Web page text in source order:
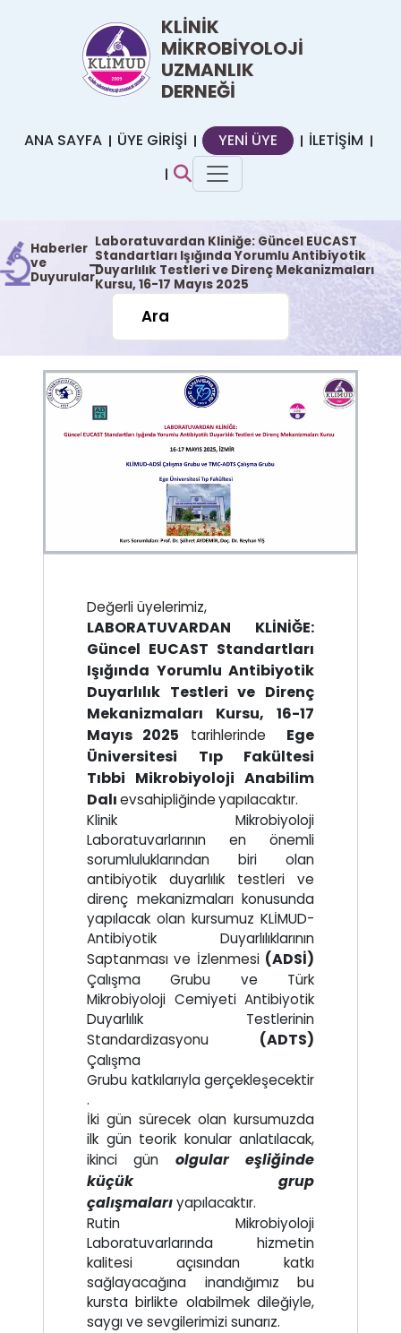
KLİNİK
MİKROBİYOLOJİ
UZMANLIK
DERNEĞİ
ANA SAYFA ÜYE GİRİŞİ YENİ ÜYE İLETİŞİM
Haberler
ve
Duyurular
|
Laboratuvardan Kliniğe: Güncel EUCAST
Standartları Işığında Yorumlu Antibiyotik
Duyarlılık Testleri ve Direnç Mekanizmaları
Kursu, 16-17 Mayıs 2025
Değerli üyelerimiz,
LABORATUVARDAN KLİNİĞE:
Güncel EUCAST Standartları
Işığında Yorumlu Antibiyotik
Duyarlılık Testleri ve Direnç
Mekanizmaları Kursu,
16-17
Mayıs 2025 tarihlerinde
Ege
Üniversitesi Tıp Fakültesi
Tıbbi Mikrobiyoloji Anabilim
Dalıevsahipliğindeyapılacaktır.
Klinik Mikrobiyoloji
Laboratuvarlarının en önemli
sorumluluklarından biri olan
antibiyotik duyarlılık testleri ve
direnç mekanizmaları konusunda
yapılacak olan kursumuz KLİMUD-
Antibiyotik Duyarlılıklarının
Saptanması ve İzlenmesi (ADSİ)
Çalışma Grubu ve Türk
Mikrobiyoloji Cemiyeti Antibiyotik
Duyarlılık Testlerinin
Standardizasyonu (ADTS)
Çalışma
Grubu katkılarıyla gerçekleşecektir
.
İki gün sürecek olan kursumuzda
ilk gün teorik konular anlatılacak,
ikinci gün olgular eşliğinde
küçük grup
çalışmalarıyapılacaktır.
Rutin Mikrobiyoloji
Laboratuvarlarında hizmetin
kalitesi açısından katkı
sağlayacağına inandığımız bu
kursta birlikte olabilmek dileğiyle,
saygı ve sevgilerimizi sunarız.